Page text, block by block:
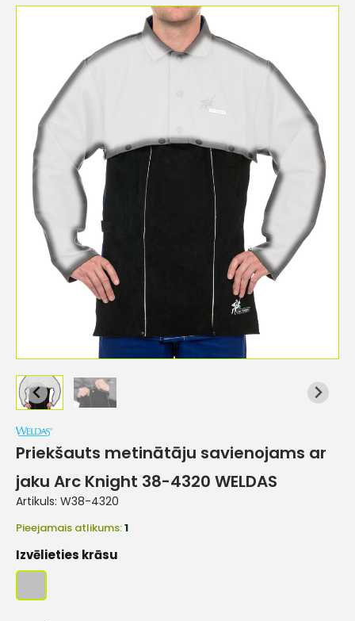
Priekšauts metinātāju savienojams ar
jaku Arc Knight 38-4320 WELDAS
Artikuls: W38-4320
Pieejamais atlikums:1
Izvēlieties krāsu